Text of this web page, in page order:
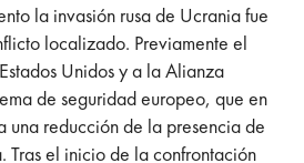
la invasión rusa de Ucrania fue
localizado. Previamente el
Unidos y a la Alianza
de seguridad europeo, que en
una reducción de la presencia de
Tras el inicio de la confrontación